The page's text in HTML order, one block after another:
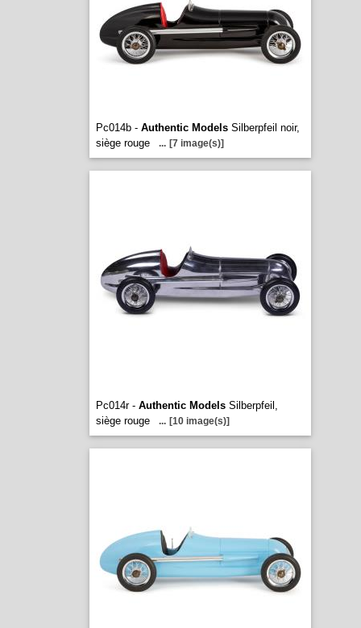
Pc014b - Authentic ModelsSilberpfeil noir,
siège rouge
... [7 image(s)]
Pc014r - Authentic ModelsSilberpfeil,
siège rouge
... [10 image(s)]